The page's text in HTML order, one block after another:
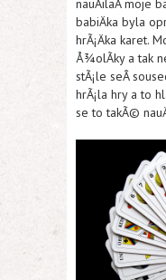
nauÄilaÂ moje
babiÄka byla
hrÃ¡Äka karet.
Å¾olÃ­ky a tak
stÃ¡le seÂ
hrÃ¡la hry a to
se to takÃ©